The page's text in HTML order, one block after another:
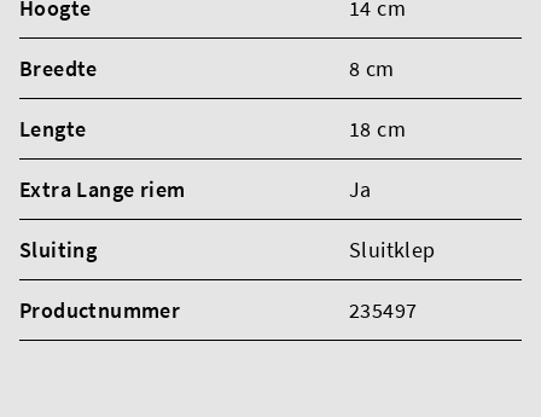
Hoogte 14 cm
Breedte 8 cm
Lengte 18 cm
Extra Lange riem Ja
Sluiting Sluitklep
Productnummer 235497